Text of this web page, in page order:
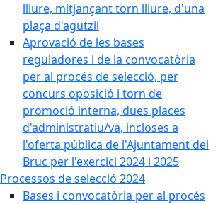
lliure, mitjançant torn lliure, d'una
plaça d'agutzil
Aprovació de les bases
reguladores i de la convocatòria
per al procés de selecció, per
concurs oposició i torn de
promoció interna, dues places
d'administratiu/va, incloses a
l'oferta pública de l'Ajuntament del
Bruc per l'exercici 2024 i 2025
Processos de selecció 2024
Bases i convocatòria per al procés